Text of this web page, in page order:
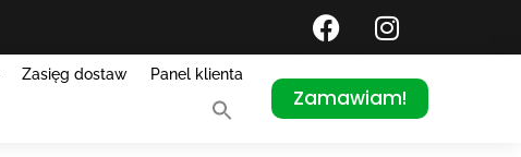
Zasięg dostaw Panel klienta
Zamawiam!